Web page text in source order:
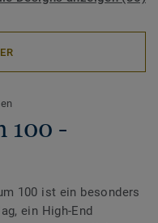
100 -
100 ist ein besonders
ein High-End